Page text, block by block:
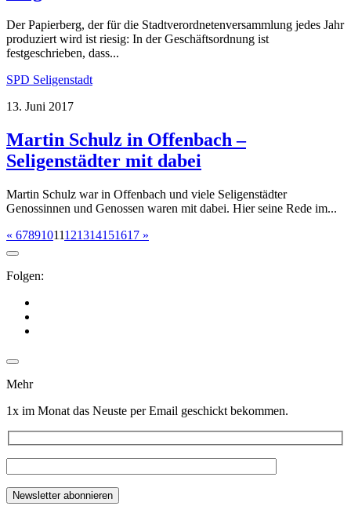
Der Papierberg, der für die Stadtverordnetenversammlung jedes Jahr
produziert wird ist riesig: In der Geschäftsordnung ist
festgeschrieben, dass...
SPD Seligenstadt
13. Juni 2017
Martin Schulz in Offenbach –
Seligenstädter mit dabei
Martin Schulz war in Offenbach und viele Seligenstädter
Genossinnen und Genossen waren mit dabei. Hier seine Rede im...
« 67891011121314151617 »
Folgen:
Mehr
1x im Monat das Neuste per Email geschickt bekommen.